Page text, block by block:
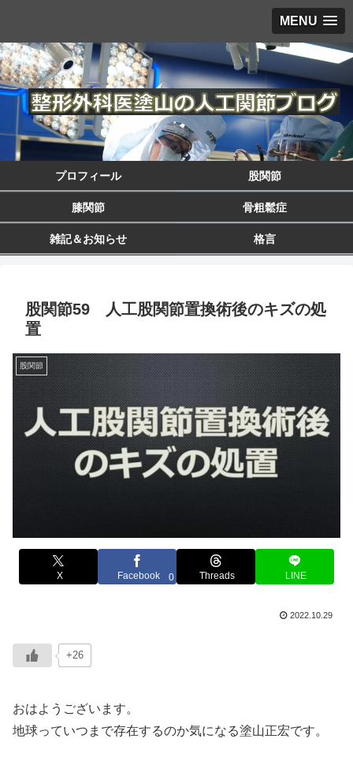
MENU
プロフィール 股関節
膝関節 骨粗鬆症
雑記＆お知らせ 格言
股関節59 人工股関節置換術後のキズの処
置
股関節
X Facebook 0 Threads LINE
2022.10.29
+26
おはようございます。
地球っていつまで存在するのか気になる塗山正宏です。